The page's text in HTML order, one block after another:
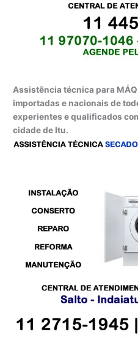
Assistência técnica para
importadas e nacionais de
experientes e qualificados
cidade de Itu.